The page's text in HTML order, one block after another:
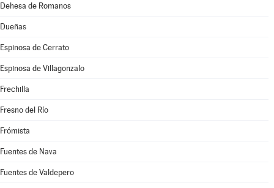
Dehesa de Romanos
Dueñas
Espinosa de Cerrato
Espinosa de Villagonzalo
Frechilla
Fresno del Río
Frómista
Fuentes de Nava
Fuentes de Valdepero